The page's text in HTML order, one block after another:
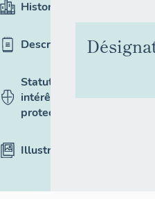
Historique
Description
Statut,
intérêt et
protection
Illustrations